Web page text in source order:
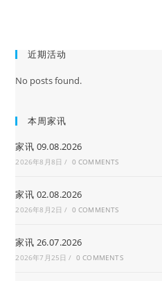
近期活动
No posts found.
本周家讯
家讯 09.08.2026
2026年8月8日 / 0 COMMENTS
家讯 02.08.2026
2026年8月2日 / 0 COMMENTS
家讯 26.07.2026
2026年7月25日 / 0 COMMENTS